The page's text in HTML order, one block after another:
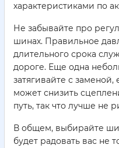
характеристиками по
Не забывайте про
шинах. Правильное
длительного срока
дороге. Еще одна
затягивайте с
может снизить
путь, так что лучше не
В общем, выбирайте
будет радовать вас не